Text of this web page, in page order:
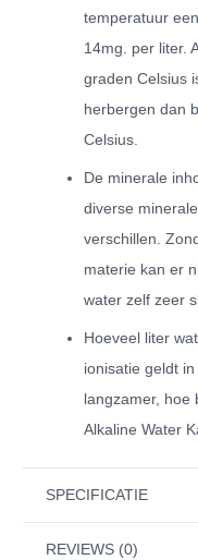
temperatuur
14mg. per liter.
graden Celsius
herbergen dan
Celsius.
De minerale
diverse
verschillen.
materie kan er
water zelf zeer
Hoeveel liter
ionisatie geldt
langzamer, hoe
Alkaline Water
SPECIFICATIE
REVIEWS (0)